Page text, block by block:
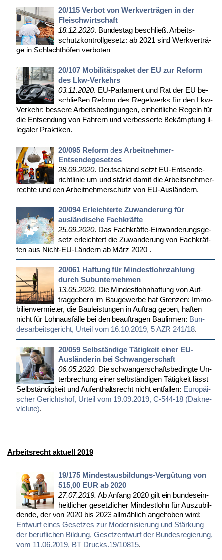
20/115 Verbot von Werkverträgen in der
Fleischwirtschaft
18.12.2020. Bun­des­tag be­schließt Ar­beits­
schutz­kon­troll­ge­setz: ab 2021 sind Werk­ver­trä­
ge in Schlacht­hö­fen ver­bo­ten.
20/107 Mobilitätspaket der EU zur Reform
des Lkw-Verkehrs
03.11.2020. EU-Par­la­ment und Rat der EU be­
schlie­ßen Re­form des Re­gel­werks für den Lkw-
Ver­kehr: bes­se­re Ar­beits­be­din­gun­gen, ein­heit­li­che Re­geln für
die Ent­sen­dung von Fah­rern und ver­bes­ser­te Be­kämp­fung il­
le­ga­ler Prak­ti­ken.
20/095 Reform des Arbeitnehmer-
Entsendegesetzes
28.09.2020. Deutsch­land setzt EU-Ent­sen­de­
richt­li­nie um und stärkt da­mit die Ar­beits­neh­mer­
rech­te und den Ar­beit­neh­mer­schutz von EU-Aus­län­dern.
20/094 Erleichterte Zuwanderung für
ausländische Fachkräfte
25.09.2020. Das Fach­kräf­te-Ein­wan­de­rungs­ge­
setz er­leich­tert die Zu­wan­de­rung von Fach­kräf­
ten aus Nicht-EU-Län­dern ab März 2020 .
20/061 Haftung für Mindestlohnzahlung
durch Subunternehmen
13.05.2020. Die Min­dest­lohn­haf­tung von Auf­
trag­ge­bern im Bau­ge­wer­be hat Gren­zen: Im­mo­
bi­li­en­ver­mie­ter, die Bau­leis­tun­gen in Auf­trag ge­ben, haf­ten
nicht für Lohn­aus­fäl­le bei den be­auf­tra­gen Bau­fir­men: Bun­
des­ar­beits­ge­richt, Ur­teil vom 16.10.2019, 5 AZR 241/18.
20/059 Selbständige Tätigkeit einer EU-
Ausländerin bei Schwangerschaft
06.05.2020. Die schwan­ger­schafts­be­ding­te Un­
ter­bre­chung ei­ner selb­stän­di­gen Tä­tig­keit lässt
Selb­stän­dig­keit und Auf­ent­halts­recht nicht ent­fal­len: Eu­ro­päi­
scher Ge­richts­hof, Ur­teil vom 19.09.2019, C-544-18 (Dak­ne­
vici­u­te).
Arbeitsrecht aktuell 2019
19/175 Mindestausbildungs-Vergütung von
515,00 EUR ab 2020
27.07.2019. Ab An­fang 2020 gilt ein bun­des­ein­
heit­li­cher ge­setz­li­cher Min­dest­lohn für Aus­zu­bil­
den­de, der von 2020 bis 2023 all­mäh­lich an­ge­ho­ben wird:
Ent­wurf ei­nes Ge­set­zes zur Mo­der­ni­sie­rung und Stär­kung
der be­ruf­li­chen Bil­dung, Ge­setz­ent­wurf der Bun­des­re­gie­rung,
vom 11.06.2019, BT Drucks.19/10815.